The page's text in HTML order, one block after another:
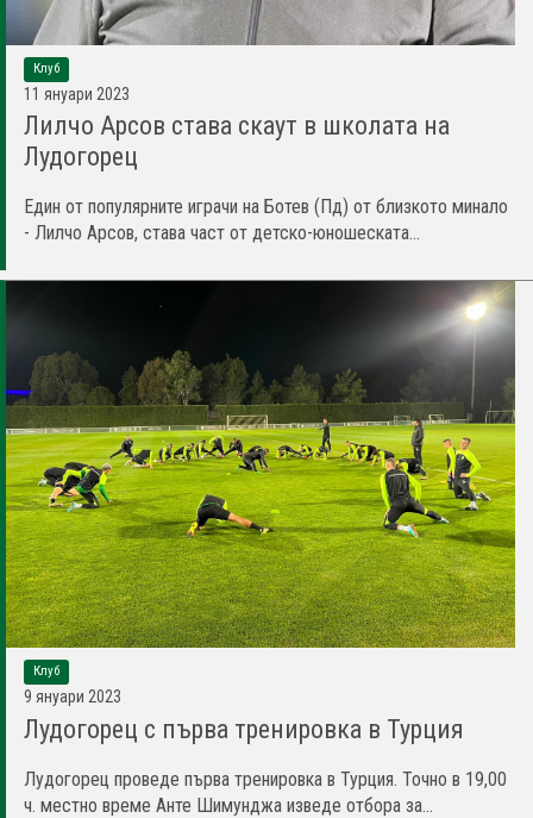
Клуб
11 януари 2023
Лилчо Арсов става скаут в школата на
Лудогорец
Един от популярните играчи на Ботев (Пд) от близкото минало
- Лилчо Арсов, става част от детско-юношеската...
Клуб
9 януари 2023
Лудогорец с първа тренировка в Турция
Лудогорец проведе първа тренировка в Турция. Точно в 19,00
ч. местно време Анте Шимунджа изведе отбора за...